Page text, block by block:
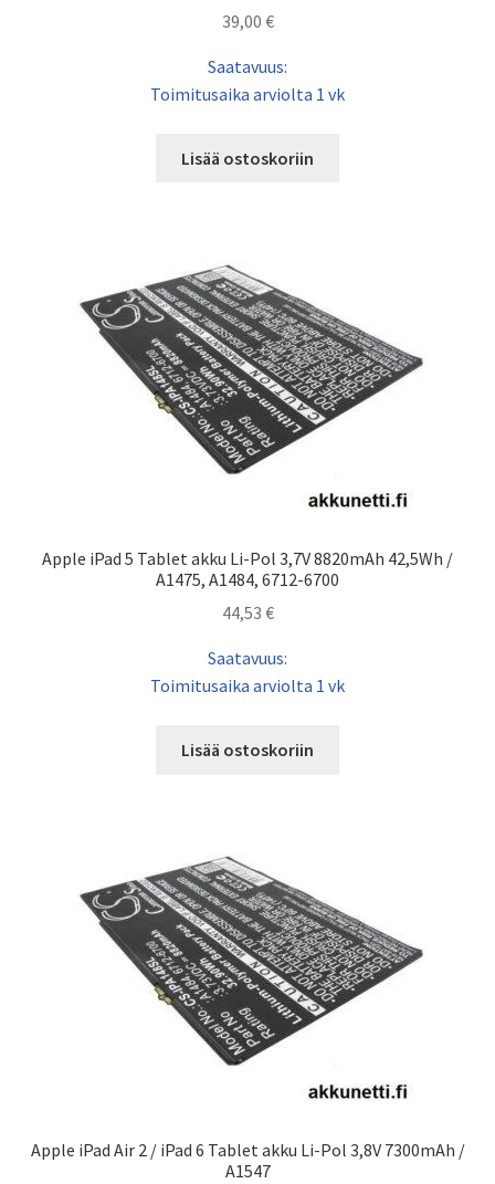
39,00 €
Saatavuus:
Toimitusaika arviolta 1 vk
Lisää ostoskoriin
Apple iPad 5 Tablet akku Li-Pol 3,7V 8820mAh 42,5Wh /
A1475, A1484, 6712-6700
44,53 €
Saatavuus:
Toimitusaika arviolta 1 vk
Lisää ostoskoriin
Apple iPad Air 2 / iPad 6 Tablet akku Li-Pol 3,8V 7300mAh /
A1547